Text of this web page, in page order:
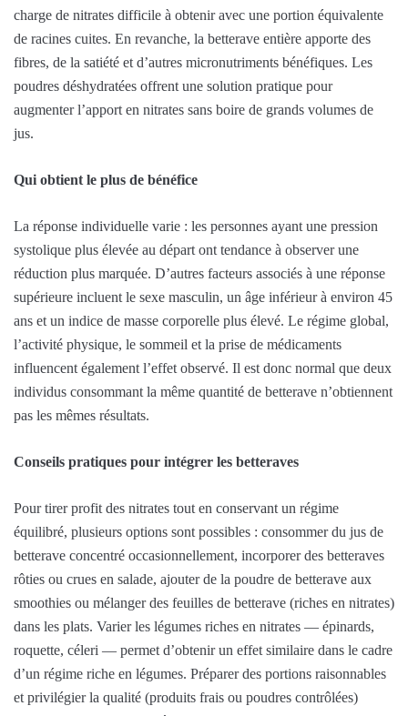
charge de nitrates difficile à obtenir avec une portion équivalente
de racines cuites. En revanche, la betterave entière apporte des
fibres, de la satiété et d’autres micronutriments bénéfiques. Les
poudres déshydratées offrent une solution pratique pour
augmenter l’apport en nitrates sans boire de grands volumes de
jus.
Qui obtient le plus de bénéfice
La réponse individuelle varie : les personnes ayant une pression
systolique plus élevée au départ ont tendance à observer une
réduction plus marquée. D’autres facteurs associés à une réponse
supérieure incluent le sexe masculin, un âge inférieur à environ 45
ans et un indice de masse corporelle plus élevé. Le régime global,
l’activité physique, le sommeil et la prise de médicaments
influencent également l’effet observé. Il est donc normal que deux
individus consommant la même quantité de betterave n’obtiennent
pas les mêmes résultats.
Conseils pratiques pour intégrer les betteraves
Pour tirer profit des nitrates tout en conservant un régime
équilibré, plusieurs options sont possibles : consommer du jus de
betterave concentré occasionnellement, incorporer des betteraves
rôties ou crues en salade, ajouter de la poudre de betterave aux
smoothies ou mélanger des feuilles de betterave (riches en nitrates)
dans les plats. Varier les légumes riches en nitrates — épinards,
roquette, céleri — permet d’obtenir un effet similaire dans le cadre
d’un régime riche en légumes. Préparer des portions raisonnables
et privilégier la qualité (produits frais ou poudres contrôlées)